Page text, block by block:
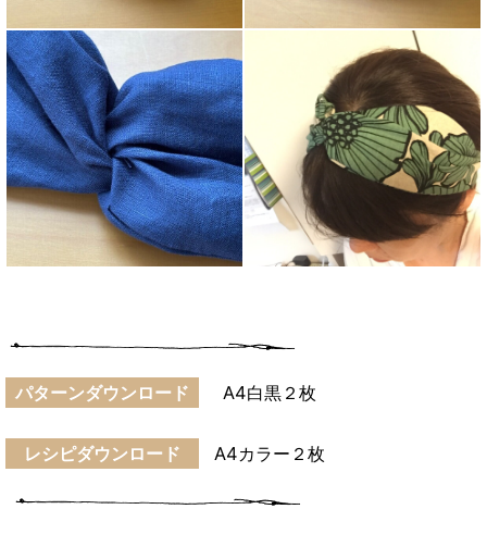
パターンダウンロード A4白黒２枚
レシピダウンロード A4カラー２枚